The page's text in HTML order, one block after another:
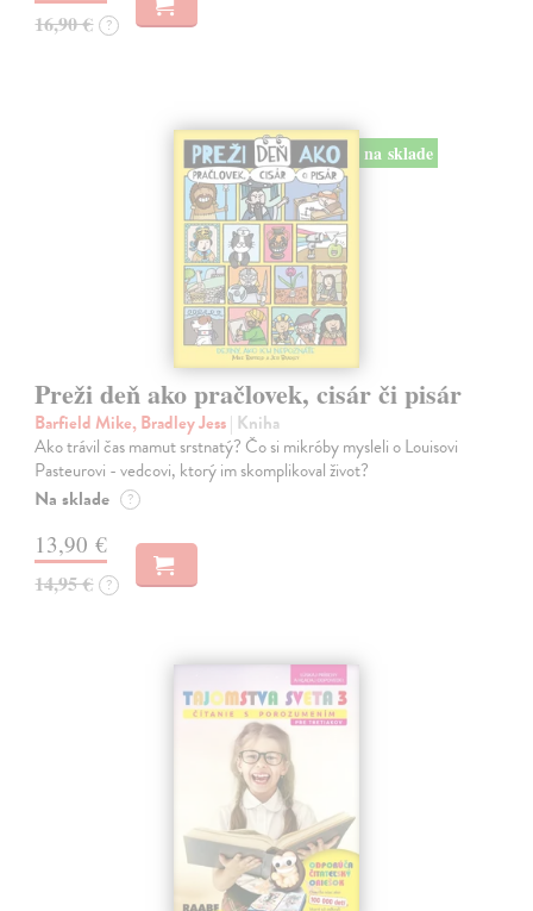
16,90 € ?
na sklade
Preži deň ako pračlovek, cisár či pisár
Barfield Mike, Bradley Jess| Kniha
Ako trávil čas mamut srstnatý? Čo si mikróby mysleli o Louisovi
Pasteurovi - vedcovi, ktorý im skomplikoval život?
Na sklade ?
13,90 €
14,95 € ?